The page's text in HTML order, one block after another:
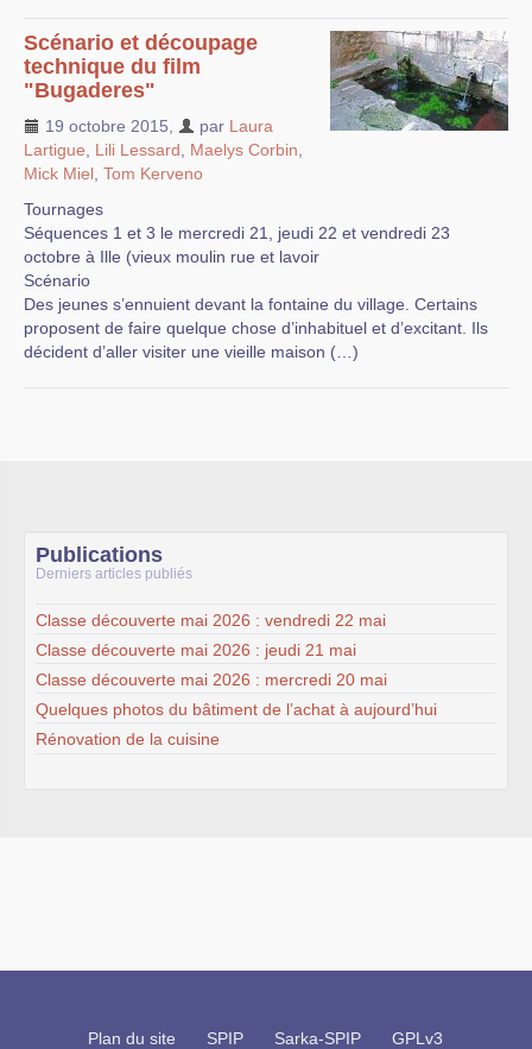
Scénario et découpage
technique du film
"Bugaderes"
19 octobre 2015 par Laura
Lartigue
Lili Lessard Maelys Corbin
Mick Miel Tom Kerveno
Tournages
Séquences 1 et 3 le mercredi 21, jeudi 22 et vendredi 23
octobre à Ille (vieux moulin rue et lavoir
Scénario
Des jeunes s’ennuient devant la fontaine du village. Certains
proposent de faire quelque chose d’inhabituel et d’excitant. Ils
décident d’aller visiter une vieille maison (…)
Publications
Derniers articles publiés
Classe découverte mai 2026 : vendredi 22 mai
Classe découverte mai 2026 : jeudi 21 mai
Classe découverte mai 2026 : mercredi 20 mai
Quelques photos du bâtiment de l’achat à aujourd’hui
Rénovation de la cuisine
Plan du site SPIP Sarka-SPIP GPLv3